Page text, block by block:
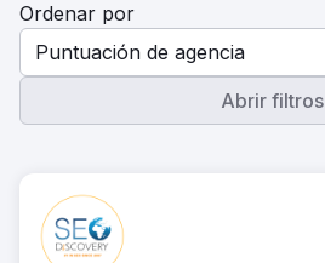
Ordenar por
Puntuación de agencia
Abrir filtros